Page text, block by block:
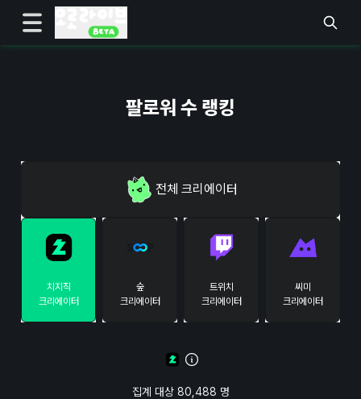
팔로워 수 랭킹
전체 크리에이터
치지직
크리에이터
숲
크리에이터
트위치
크리에이터
씨미
크리에이터
집계 대상 80,488 명